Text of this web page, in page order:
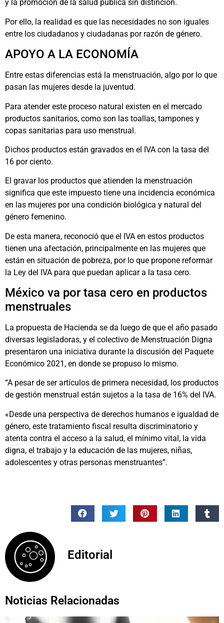
y la promoción de la salud pública sin distinción.
Por ello, la realidad es que las necesidades no son iguales
entre los ciudadanos y ciudadanas por razón de género.
APOYO A LA ECONOMÍA
Entre estas diferencias está la menstruación, algo por lo que
pasan las mujeres desde la juventud.
Para atender este proceso natural existen en el mercado
productos sanitarios, como son las toallas, tampones y
copas sanitarias para uso menstrual.
Dichos productos están gravados en el IVA con la tasa del
16 por ciento.
El gravar los productos que atienden la menstruación
significa que este impuesto tiene una incidencia económica
en las mujeres por una condición biológica y natural del
género femenino.
De esta manera, reconoció que el IVA en estos productos
tienen una afectación, principalmente en las mujeres que
están en situación de pobreza, por lo que propone reformar
la Ley del IVA para que puedan aplicar a la tasa cero.
México va por tasa cero en productos
menstruales
La propuesta de Hacienda se da luego de que el año pasado
diversas legisladoras, y el colectivo de Menstruación Digna
presentaron una iniciativa durante la discusión del Paquete
Económico 2021, en donde se propuso lo mismo.
“A pesar de ser artículos de primera necesidad, los productos
de gestión menstrual están sujetos a la tasa de 16% del IVA.
«Desde una perspectiva de derechos humanos e igualdad de
género, este tratamiento fiscal resulta discriminatorio y
atenta contra el acceso a la salud, el mínimo vital, la vida
digna, el trabajo y la educación de las mujeres, niñas,
adolescentes y otras personas menstruantes”.
Editorial
Noticias Relacionadas